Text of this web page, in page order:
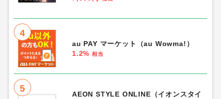
4
au PAY マーケット（au Wowma!）
1.2% 相当
5
AEON STYLE ONLINE（イオンスタイ